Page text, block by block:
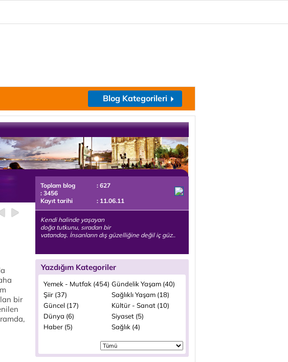
Blog Kategorileri
bir
Toplam blog
: 627
: 3456
Kayıt tarihi
: 11.06.11
Kendi halinde yaşayan
doğa tutkunu, sıradan bir
vatandaş. İnsanların dış güzelliğine değil iç güz..
Yazdığım Kategoriler
Yemek - Mutfak (454) Gündelik Yaşam (40)
Şiir (37)
Sağlıklı Yaşam (18)
Güncel (17)
Kültür - Sanat (10)
Dünya (6)
Siyaset (5)
Haber (5)
Sağlık (4)